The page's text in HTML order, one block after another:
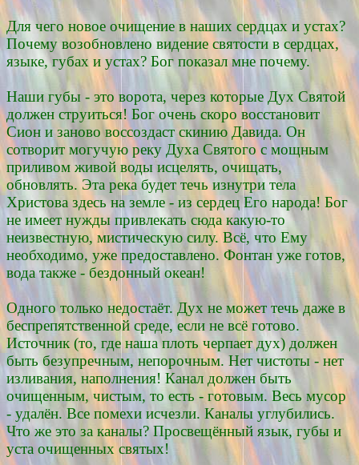
Для чего новое очищение в наших сердцах и устах?
Почему возобновлено видение святости в сердцах,
языке, губах и устах? Бог показал мне почему.
Наши губы - это ворота, через которые Дух Святой
должен струиться! Бог очень скоро восстановит
Сион и заново воссоздаст скинию Давида. Он
сотворит могучую реку Духа Святого с мощным
приливом живой воды исцелять, очищать,
обновлять. Эта река будет течь изнутри тела
Христова здесь на земле - из сердец Его народа! Бог
не имеет нужды привлекать сюда какую-то
неизвестную, мистическую силу. Всё, что Ему
необходимо, уже предоставлено. Фонтан уже готов,
вода также - бездонный океан!
Одного только недостаёт. Дух не может течь даже в
беспрепятственной среде, если не всё готово.
Источник (то, где наша плоть черпает дух) должен
быть безупречным, непорочным. Нет чистоты - нет
изливания, наполнения! Канал должен быть
очищенным, чистым, то есть - готовым. Весь мусор
- удалён. Все помехи исчезли. Каналы углубились.
Что же это за каналы? Просвещённый язык, губы и
уста очищенных святых!